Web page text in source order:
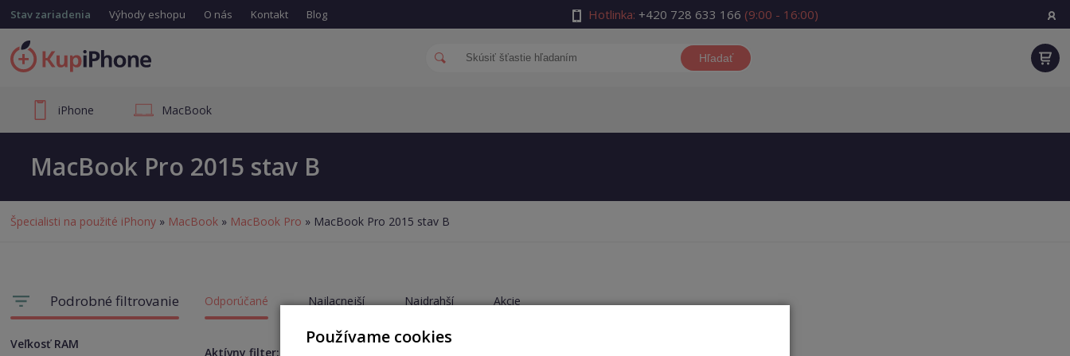
Stav zariadenia Výhody eshopu O nás Kontakt Blog Hotlinka: +420 728 633 166 (9:00 - 16:00)
Hľadať
iPhone MacBook
MacBook Pro 2015 stav B
Špecialisti na použité iPhony » MacBook » MacBook Pro » MacBook Pro 2015 stav B
Podrobné filtrovanie
Veľkosť RAM
Odporúčané Najlacnejší Najdrahší Akcie
Aktívny filter:
Používame cookies